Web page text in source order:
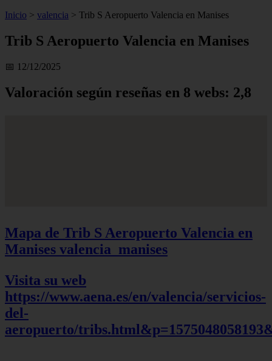
Inicio > valencia > Trib S Aeropuerto Valencia en Manises
Trib S Aeropuerto Valencia en Manises
📅 12/12/2025
Valoración según reseñas en 8 webs: 2,8
Mapa de Trib S Aeropuerto Valencia en
Manises valencia_manises
Visita su web
https://www.aena.es/en/valencia/servicios-
del-
aeropuerto/